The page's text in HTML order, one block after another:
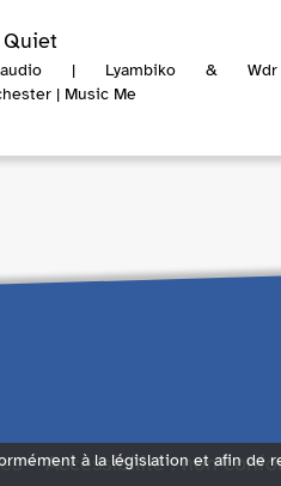
Quiet
audio | Lyambiko & Wdr
| Music Me
Accessibilité : non
à la législation et afin